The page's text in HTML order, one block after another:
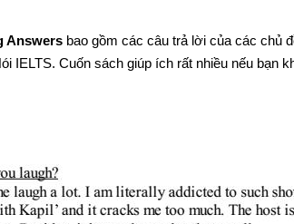
Answers bao gồm các câu trả lời của các chủ
IELTS. Cuốn sách giúp ích rất nhiều nếu bạn